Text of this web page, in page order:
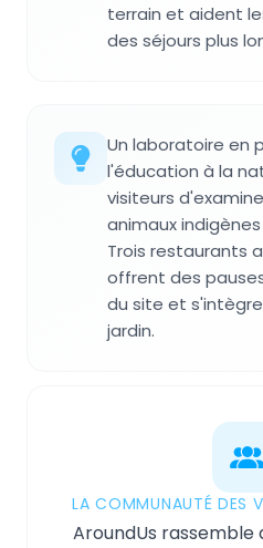
terrain et aident
des séjours plus
Un laboratoire en
l'éducation à la
visiteurs
animaux
Trois restaurants
offrent des
du site et
jardin.
LA COMMUNAUTÉ DES
AroundUs rassemble